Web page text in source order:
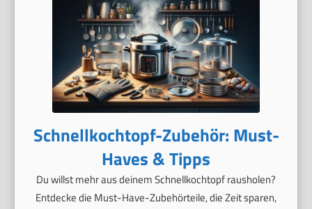
Schnellkochtopf-Zubehör: Must-
Haves & Tipps
Du willst mehr aus deinem Schnellkochtopf rausholen?
Entdecke die Must-Have-Zubehörteile, die Zeit sparen,